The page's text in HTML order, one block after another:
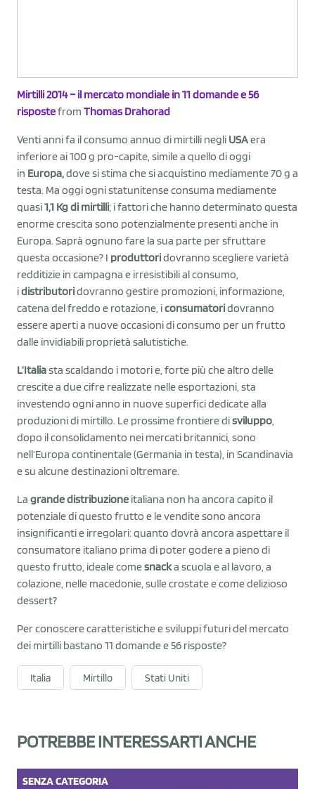
Mirtilli 2014 – il mercato mondiale in 11 domande e 56
rispostefrom Thomas Drahorad
Venti anni fa il consumo annuo di mirtilli negli USAera
inferiore ai 100 g pro-capite, simile a quello di oggi
in Europa,dove si stima che si acquistino mediamente 70 g a
testa. Ma oggi ogni statunitense consuma mediamente
quasi1,1 Kg di mirtilli; i fattori che hanno determinato questa
enorme crescita sono potenzialmente presenti anche in
Europa. Saprà ognuno fare la sua parte per sfruttare
questa occasione? I produttoridovranno scegliere varietà
redditizie in campagna e irresistibili al consumo,
idistributoridovranno gestire promozioni, informazione,
catena del freddo e rotazione, iconsumatoridovranno
essere aperti a nuove occasioni di consumo per un frutto
dalle invidiabili proprietà salutistiche.
L’Italiasta scaldando i motori e, forte più che altro delle
crescite a due cifre realizzate nelle esportazioni, sta
investendo ogni anno in nuove superfici dedicate alla
produzioni di mirtillo. Le prossime frontiere disviluppo,
dopo il consolidamento nei mercati britannici, sono
nell’Europa continentale (Germania in testa), in Scandinavia
e su alcune destinazioni oltremare.
La grande distribuzione italiana non ha ancora capito il
potenziale di questo frutto e le vendite sono ancora
insignificanti e irregolari: quanto dovrà ancora aspettare il
consumatore italiano prima di poter godere a pieno di
questo frutto, ideale comesnacka scuola e al lavoro, a
colazione, nelle macedonie, sulle crostate e come delizioso
dessert?
Per conoscere caratteristiche e sviluppi futuri del mercato
dei mirtilli bastano 11 domande e 56 risposte?
Italia Mirtillo Stati Uniti
POTREBBE INTERESSARTI ANCHE
SENZA CATEGORIA